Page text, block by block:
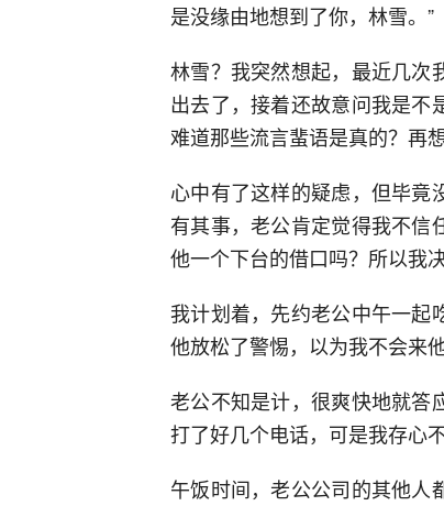
是没缘由地想到了你，林雪。 ”
林雪？我突然想起，最近几次
出去了，接着还故意问我是不
难道那些流言蜚语是真的？再
心中有了这样的疑虑，但毕竟
有其事，老公肯定觉得我不信
他一个下台的借口吗？所以我
我计划着，先约老公中午一起
他放松了警惕，以为我不会来
老公不知是计，很爽快地就答
打了好几个电话，可是我存心不
午饭时间，老公公司的其他人